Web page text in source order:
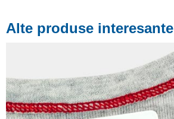
Alte produse interesante